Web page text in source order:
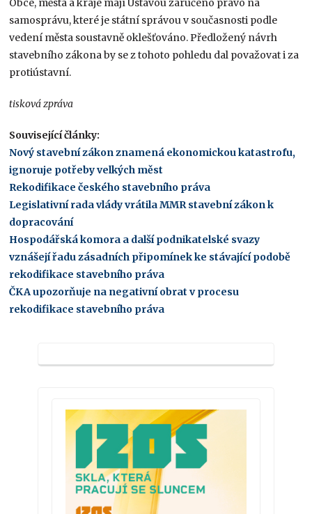
samosprávu, které je státní správou v současnosti podle
vedení města soustavně oklešťováno. Předložený návrh
stavebního zákona by se z tohoto pohledu dal považovat i za
protiústavní.
tisková zpráva
Související články:
Nový stavební zákon znamená ekonomickou katastrofu,
ignoruje potřeby velkých měst
Rekodifikace českého stavebního práva
Legislativní rada vlády vrátila MMR stavební zákon k
dopracování
Hospodářská komora a další podnikatelské svazy
vznášejí řadu zásadních připomínek ke stávající podobě
rekodifikace stavebního práva
ČKA upozorňuje na negativní obrat v procesu
rekodifikace stavebního práva